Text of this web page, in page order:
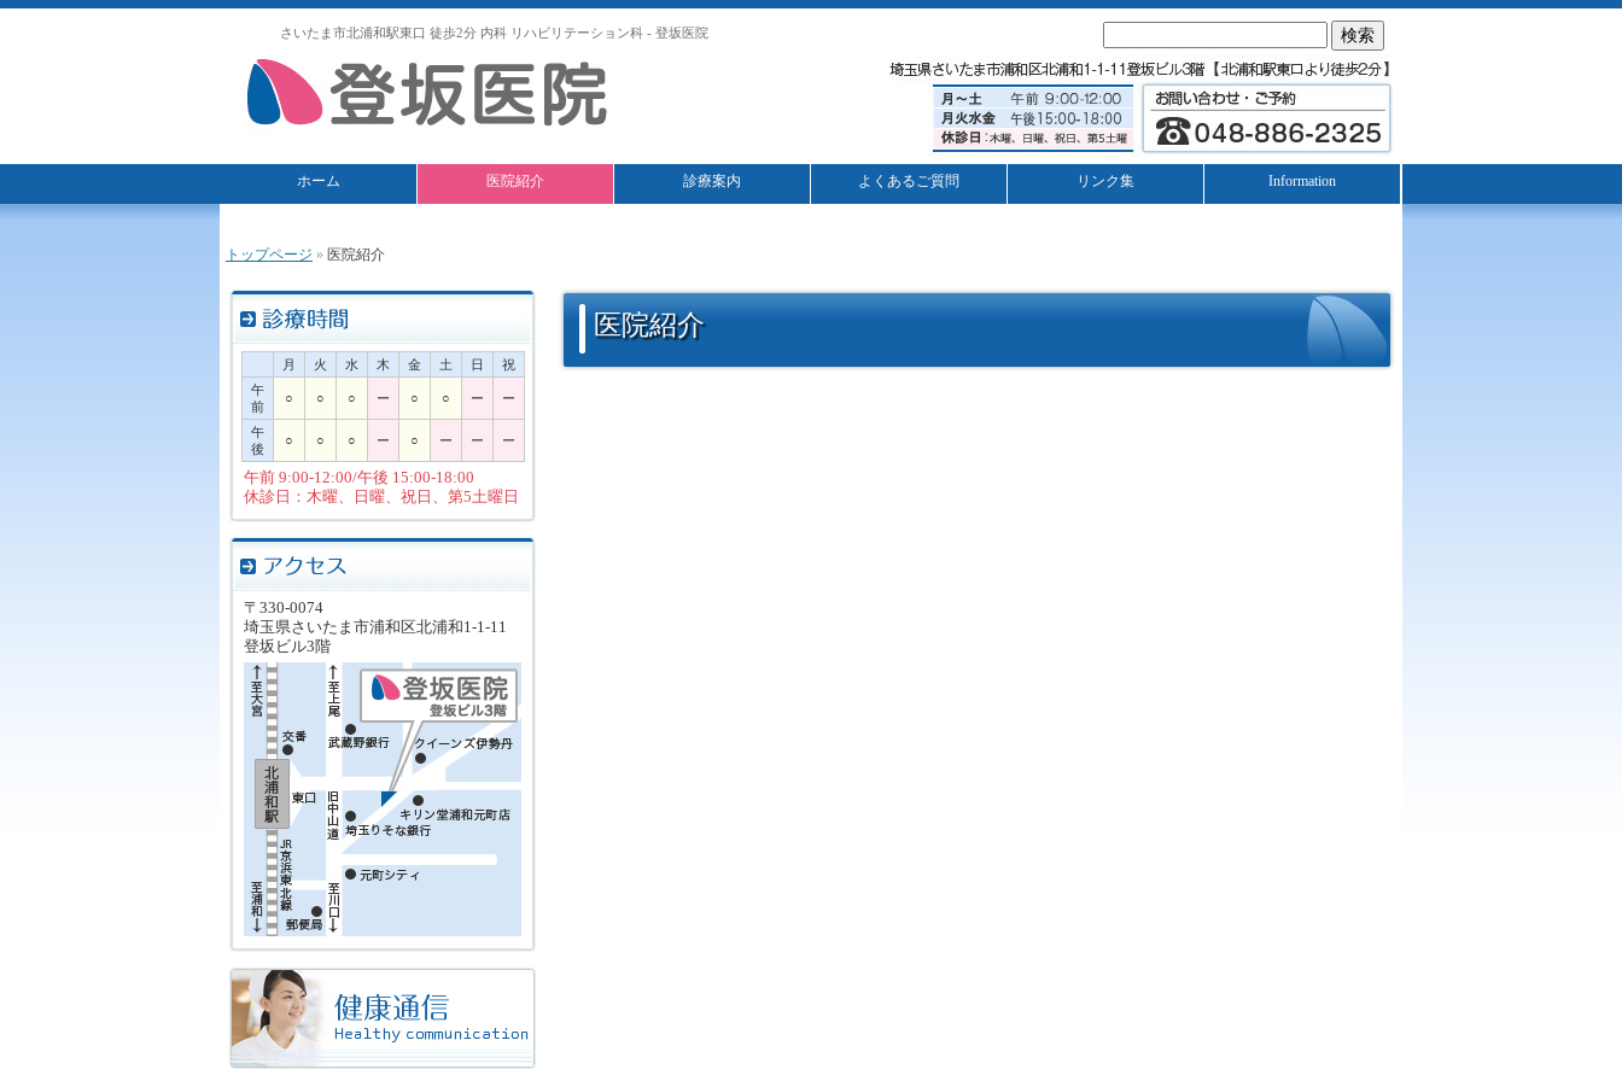
さいたま市北浦和駅東口 徒歩2分 内科 リハビリテーション科 - 登坂医院
検
索:
ホーム 医院紹介 診療案内 よくあるご質問 リンク集 Information
トップページ » 医院紹介
月 火 水 木 金 土 日
祝
午
前
○ ○ ○ ー ○ ○ ー ー
午
後
○ ○ ○ ー ○ ー ー ー
午前 9:00-12:00/午後 15:00-18:00
休診日：木曜、日曜、祝日、第5土曜日
〒330-0074
埼玉県さいたま市浦和区北浦和1-1-11
登坂ビル3階
医院紹介